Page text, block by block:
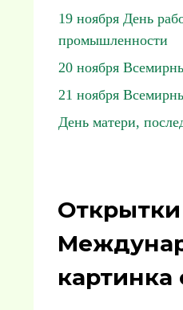
19 ноября День
промышленности
20 ноября
21 ноября
День матери,
картинка